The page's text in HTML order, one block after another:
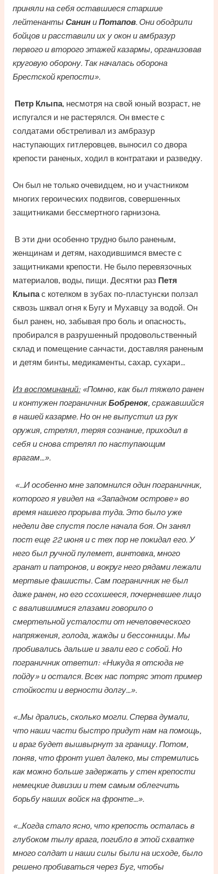
приняли на себя оставшиеся старшие
лейтенантыСанин иПотапов. Они ободрили
бойцов и расставили их у окон и амбразур
первого и второго этажей казармы, организовав
круговую оборону. Так началась оборона
Брестской крепости».
Петр Клыпа, несмотря на свой юный возраст, не
испугался и не растерялся. Он вместе с
солдатами обстреливал из амбразур
наступающих гитлеровцев, выносил со двора
крепости раненых, ходил в контратаки и разведку.
Он был не только очевидцем, но и участником
многих героических подвигов, совершенных
защитниками бессмертного гарнизона.
В эти дни особенно трудно было раненым,
женщинам и детям, находившимся вместе с
защитниками крепости. Не было перевязочных
материалов, воды, пищи. Десятки раз Петя
Клыпас котелком в зубах по-пластунски ползал
сквозь шквал огня к Бугу и Мухавцу за водой. Он
был ранен, но, забывая про боль и опасность,
пробирался в разрушенный продовольственный
склад и помещение санчасти, доставляя раненым
и детям бинты, медикаменты, сахар, сухари…
Из воспоминаний: «Помню, как был тяжело ранен
и контужен пограничникБобренок, сражавшийся
в нашей казарме. Но он не выпустил из рук
оружия, стрелял, теряя сознание, приходил в
себя и снова стрелял по наступающим
врагам…».
«…И особенно мне запомнился один пограничник,
которого я увидел на «Западном острове» во
время нашего прорыва туда. Это было уже
недели две спустя после начала боя. Он занял
пост еще 22 июня и с тех пор не покидал его. У
него был ручной пулемет, винтовка, много
гранат и патронов, и вокруг него рядами лежали
мертвые фашисты. Сам пограничник не был
даже ранен, но его ссохшееся, почерневшее лицо
с ввалившимися глазами говорило о
смертельной усталости от нечеловеческого
напряжения, голода, жажды и бессонницы. Мы
пробивались дальше и звали его с собой. Но
пограничник ответил: «Никуда я отсюда не
пойду» и остался. Всех нас потряс этот пример
стойкости и верности долгу…».
«..Мы дрались, сколько могли. Сперва думали,
что наши части быстро придут нам на помощь,
и враг будет вышвырнут за границу. Потом,
поняв, что фронт ушел далеко, мы стремились
как можно больше задержать у стен крепости
немецкие дивизии и тем самым облегчить
борьбу наших войск на фронте…».
«…Когда стало ясно, что крепость осталась в
глубоком тылу врага, погибло в этой схватке
много солдат и наши силы были на исходе, было
решено пробиваться через Буг, чтобы